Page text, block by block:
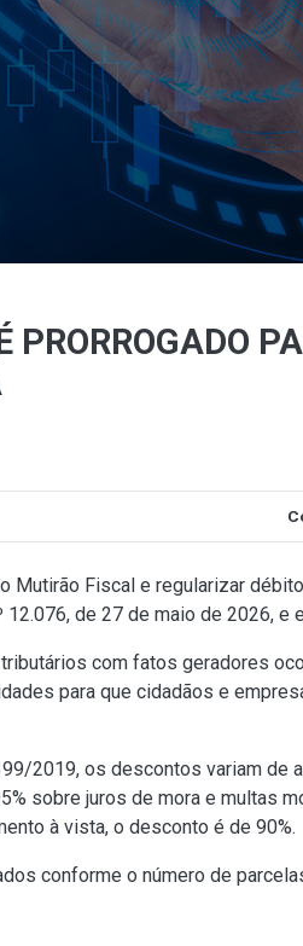
Mutirão Fiscal e regularizar
12.076, de 27 de maio de 2026, e
com fatos geradores
para que cidadãos e
2019, os descontos variam de
sobre juros de mora e multas
à vista, o desconto é de 90%.
conforme o número de